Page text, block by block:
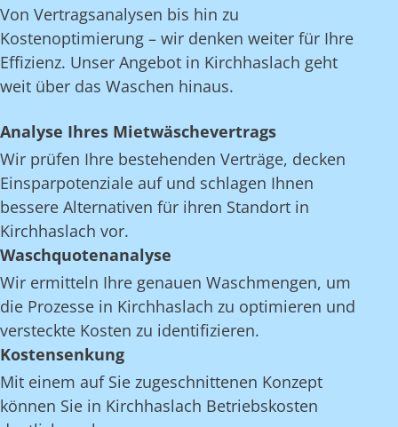
Von Vertragsanalysen bis hin zu
Kostenoptimierung – wir denken weiter für Ihre
Effizienz. Unser Angebot in Kirchhaslach geht
weit über das Waschen hinaus.
Analyse Ihres Mietwäschevertrags
Wir prüfen Ihre bestehenden Verträge, decken
Einsparpotenziale auf und schlagen Ihnen
bessere Alternativen für ihren Standort in
Kirchhaslach vor.
Waschquotenanalyse
Wir ermitteln Ihre genauen Waschmengen, um
die Prozesse in Kirchhaslach zu optimieren und
versteckte Kosten zu identifizieren.
Kostensenkung
Mit einem auf Sie zugeschnittenen Konzept
können Sie in Kirchhaslach Betriebskosten